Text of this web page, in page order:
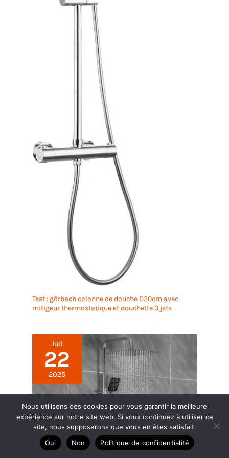
Test : görbach colonne de douche D30cm avec
mitigeur thermostatique et douchette 3 jets
Juil
22
2025
Nous utilisons des cookies pour vous garantir la meilleure
expérience sur notre site web. Si vous continuez à utiliser ce
site, nous supposerons que vous en êtes satisfait.
Oui
Non Politique de confidentialité